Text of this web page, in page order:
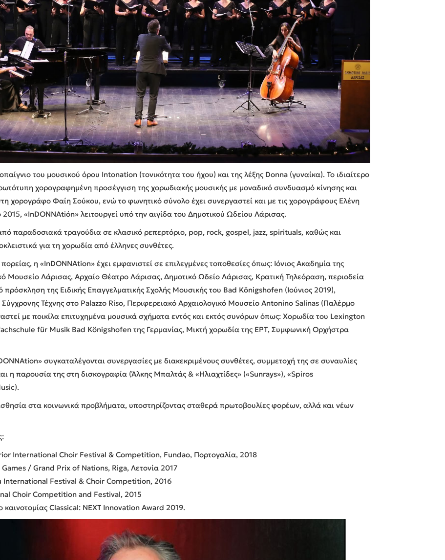
του μουσικού όρου Intonation (τονικότητα του ήχου) και της λέξης Donna (γυναίκα). Το ιδιαίτερο
χορογραφημένη προσέγγιση της χορωδιακής μουσικής με μοναδικό συνδυασμό κίνησης και
χορογράφο Φαίη Σούκου, ενώ το φωνητικό σύνολο έχει συνεργαστεί και με τις χορογράφους Ελένη
«InDONNAtiόn» λειτουργεί υπό την αιγίδα του Δημοτικού Ωδείου Λάρισας.
από παραδοσιακά τραγούδια σε κλασικό ρεπερτόριο, pop, rock, gospel, jazz, spirituals, καθώς και
για τη χορωδία από έλληνες συνθέτες.
η «InDONNAtion» έχει εμφανιστεί σε επιλεγμένες τοποθεσίες όπως: Ιόνιος Ακαδημία της
Μουσείο Λάρισας, Αρχαίο Θέατρο Λάρισας, Δημοτικό Ωδείο Λάρισας, Κρατική Τηλεόραση, περιοδεία
της Ειδικής Επαγγελματικής Σχολής Μουσικής του Bad Königshofen (Ιούνιος 2019),
Τέχνης στο Palazzo Riso, Περιφερειακό Αρχαιολογικό Μουσείο Antonino Salinas (Παλέρμο
με ποικίλα επιτυχημένα μουσικά σχήματα εντός και εκτός συνόρων όπως: Χορωδία του Lexington
für Musik Bad Königshofen της Γερμανίας, Μικτή χορωδία της ΕΡΤ, Συμφωνική Ορχήστρα
συγκαταλέγονται συνεργασίες με διακεκριμένους συνθέτες, συμμετοχή της σε συναυλίες
η παρουσία της στη δισκογραφία (Άλκης Μπαλτάς & «Ηλιαχτίδες» («Sunrays»), «Spiros
στα κοινωνικά προβλήματα, υποστηρίζοντας σταθερά πρωτοβουλίες φορέων, αλλά και νέων
International Choir Festival & Competition, Fundao, Πορτογαλία, 2018
/ Grand Prix of Nations, Riga, Λετονία 2017
International Festival & Choir Competition, 2016
Choir Competition and Festival, 2015
καινοτομίας Classical: NEXT Innovation Award 2019.